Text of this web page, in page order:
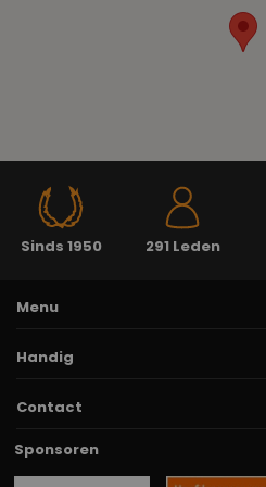
Sinds 1950 291 Leden
Menu
Handig
Contact
Sponsoren